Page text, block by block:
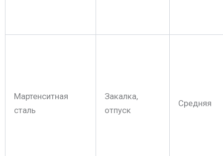
Мартенситная
сталь
Закалка,
отпуск
Средняя